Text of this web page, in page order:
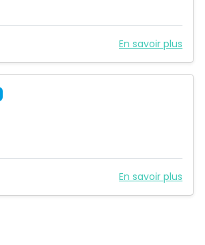
En savoir plus
En savoir plus